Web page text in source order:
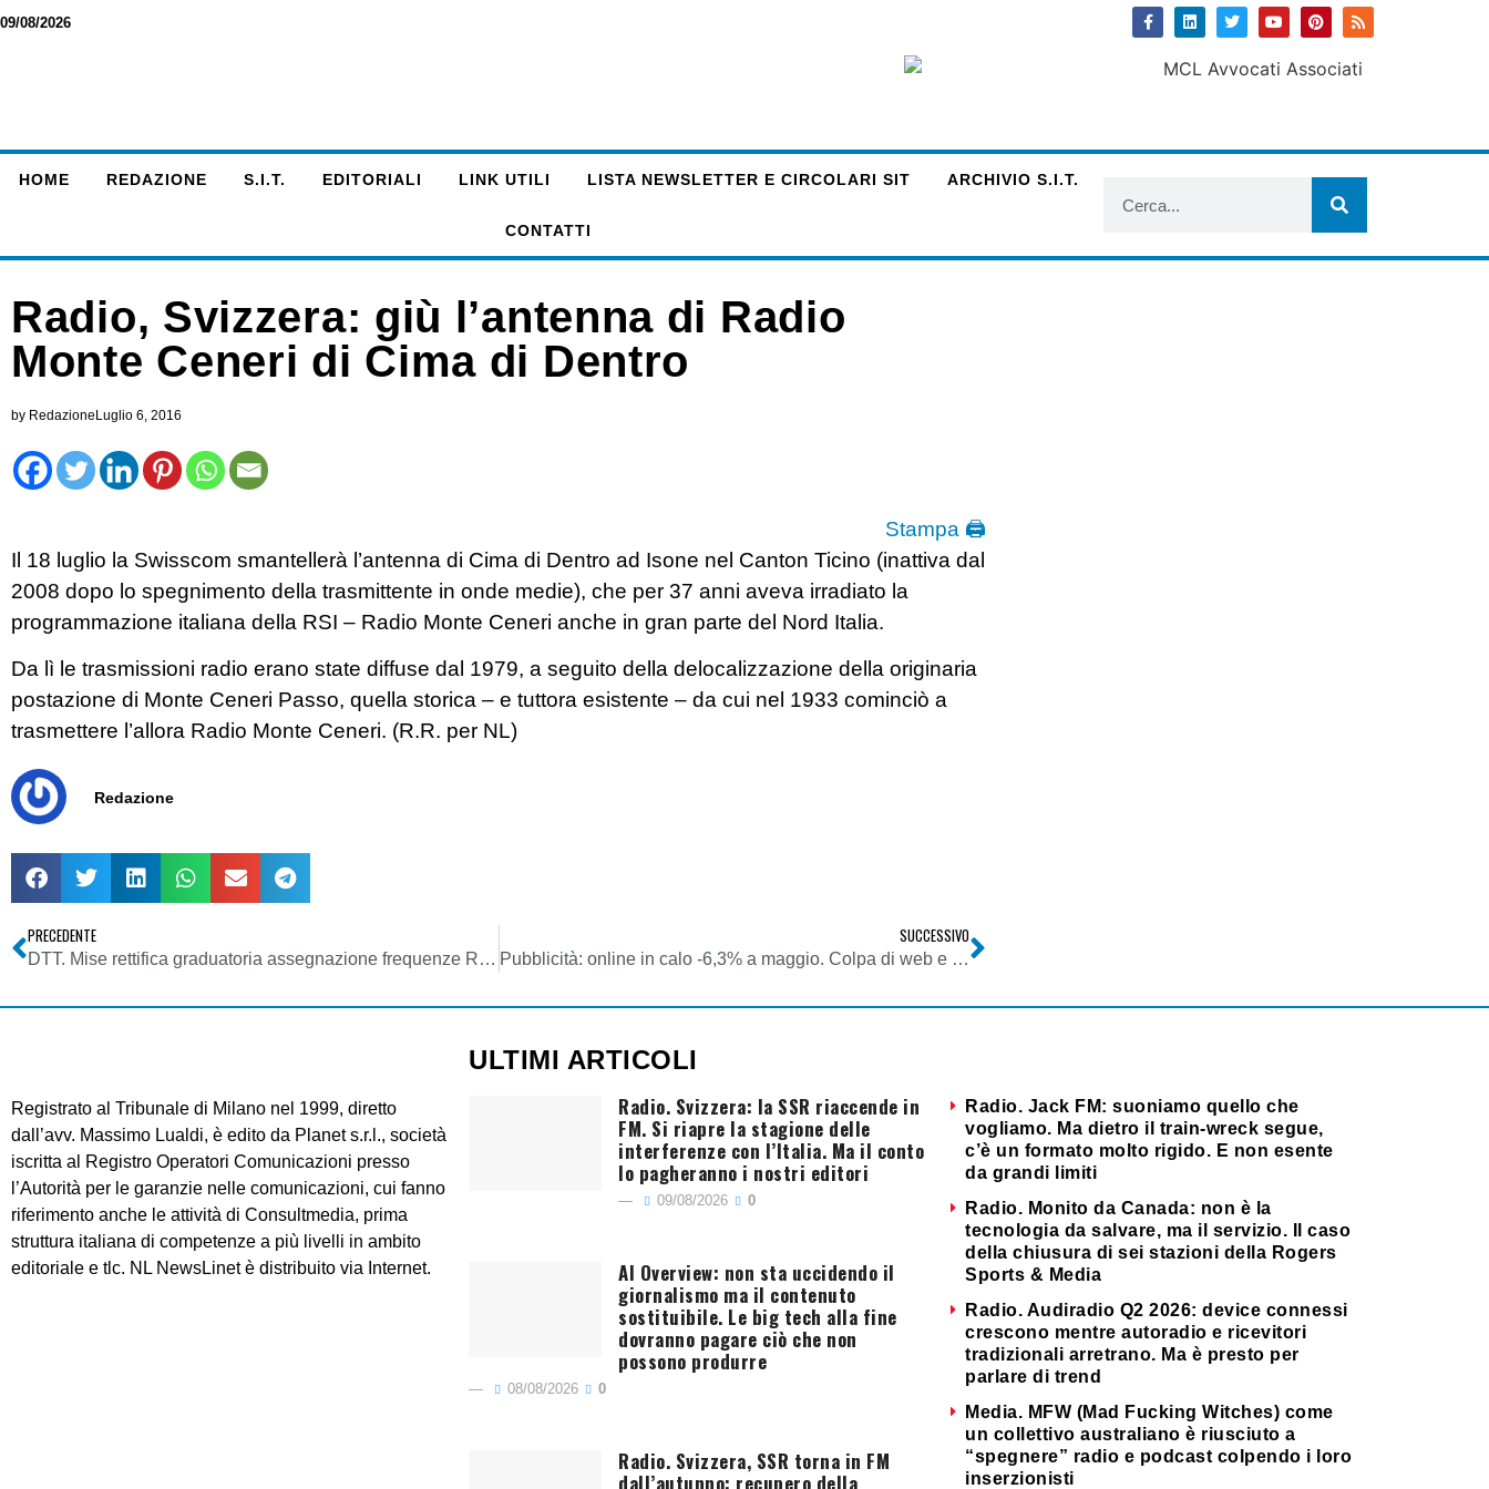
09/08/2026
HOME REDAZIONE S.I.T. EDITORIALI LINK UTILI LISTA NEWSLETTER E CIRCOLARI SIT ARCHIVIO S.I.T.
CONTATTI
Radio, Svizzera: giù l’antenna di Radio
Monte Ceneri di Cima di Dentro
by Redazione Luglio 6, 2016
Stampa 🖨
Il 18 luglio la Swisscom smantellerà l’antenna di Cima di Dentro ad Isone nel Canton Ticino (inattiva dal
2008 dopo lo spegnimento della trasmittente in onde medie), che per 37 anni aveva irradiato la
programmazione italiana della RSI – Radio Monte Ceneri anche in gran parte del Nord Italia.
Da lì le trasmissioni radio erano state diffuse dal 1979, a seguito della delocalizzazione della originaria
postazione di Monte Ceneri Passo, quella storica – e tuttora esistente – da cui nel 1933 cominciò a
trasmettere l’allora Radio Monte Ceneri. (R.R. per NL)
Redazione
PRECEDENTE
DTT. Mise rettifica graduatoria assegnazione frequenze Regione Campania
SUCCESSIVO
Pubblicità: online in calo -6,3% a maggio. Colpa di web e smart tv
Registrato al Tribunale di Milano nel 1999, diretto
dall’avv. Massimo Lualdi, è edito da Planet s.r.l., società
iscritta al Registro Operatori Comunicazioni presso
l’Autorità per le garanzie nelle comunicazioni, cui fanno
riferimento anche le attività di Consultmedia, prima
struttura italiana di competenze a più livelli in ambito
editoriale e tlc. NL NewsLinet è distribuito via Internet.
ULTIMI ARTICOLI
Radio. Svizzera: la SSR riaccende in
FM. Si riapre la stagione delle
interferenze con l’Italia. Ma il conto
lo pagheranno i nostri editori
09/08/2026 0
AI Overview: non sta uccidendo il
giornalismo ma il contenuto
sostituibile. Le big tech alla fine
dovranno pagare ciò che non
possono produrre
08/08/2026 0
Radio. Svizzera, SSR torna in FM
dall’autunno: recupero della
Radio. Jack FM: suoniamo quello che
vogliamo. Ma dietro il train-wreck segue,
c’è un formato molto rigido. E non esente
da grandi limiti
Radio. Monito da Canada: non è la
tecnologia da salvare, ma il servizio. Il caso
della chiusura di sei stazioni della Rogers
Sports & Media
Radio. Audiradio Q2 2026: device connessi
crescono mentre autoradio e ricevitori
tradizionali arretrano. Ma è presto per
parlare di trend
Media. MFW (Mad Fucking Witches) come
un collettivo australiano è riusciuto a
“spegnere” radio e podcast colpendo i loro
inserzionisti